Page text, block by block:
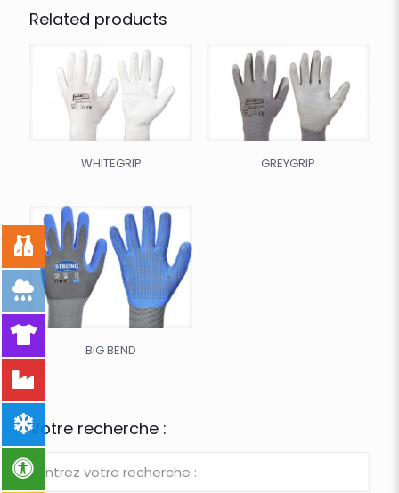
Related products
WHITEGRIP GREYGRIP
BIG BEND
Votre recherche :